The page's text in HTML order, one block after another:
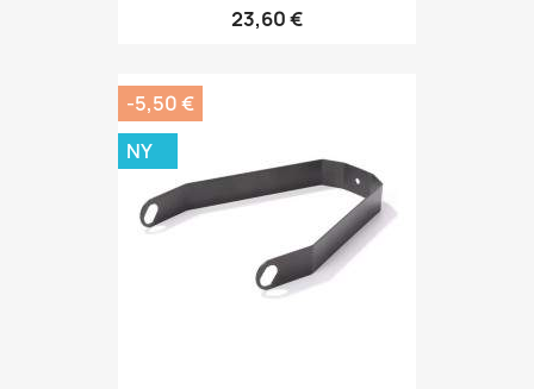
23,60 €
-5,50 €
NY